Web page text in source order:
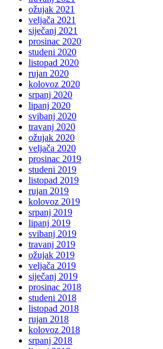
ožujak 2021
veljača 2021
siječanj 2021
prosinac 2020
studeni 2020
listopad 2020
rujan 2020
kolovoz 2020
srpanj 2020
lipanj 2020
svibanj 2020
travanj 2020
ožujak 2020
veljača 2020
prosinac 2019
studeni 2019
listopad 2019
rujan 2019
kolovoz 2019
srpanj 2019
lipanj 2019
svibanj 2019
travanj 2019
ožujak 2019
veljača 2019
siječanj 2019
prosinac 2018
studeni 2018
listopad 2018
rujan 2018
kolovoz 2018
srpanj 2018